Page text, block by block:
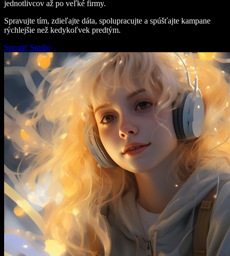
jednotlivcov až po veľké firmy.
Spravujte tím, zdieľajte dáta, spolupracujte a spúšťajte kampane
rýchlejšie než kedykoľvek predtým.
Spustiť Studio